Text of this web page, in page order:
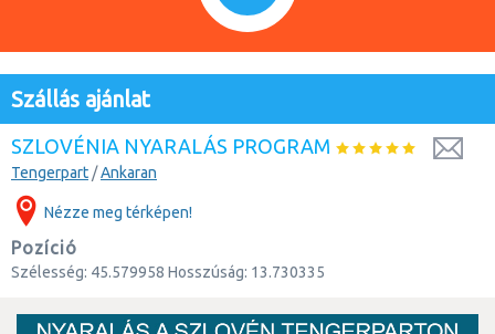
Szállás ajánlat
SZLOVÉNIA NYARALÁS PROGRAM
Tengerpart /Ankaran
Nézze meg térképen!
Pozíció
Szélesség: 45.579958 Hosszúság: 13.730335